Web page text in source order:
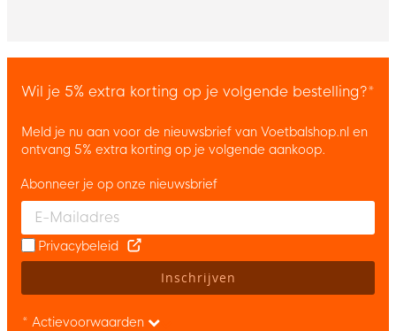
Wil je 5% extra korting op je volgende bestelling?*
Meld je nu aan voor de nieuwsbrief van Voetbalshop.nl en
ontvang 5% extra korting op je volgende aankoop.
Enter your email and accept the privacy policy to subscribe to
Abonneer je op onze nieuwsbrief
Privacybeleid
Inschrijven
* Actievoorwaarden